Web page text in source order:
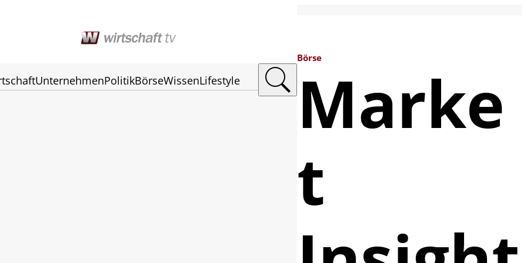
UnternehmenPolitikBörseWissenLifestyle
Börse
Marke
t